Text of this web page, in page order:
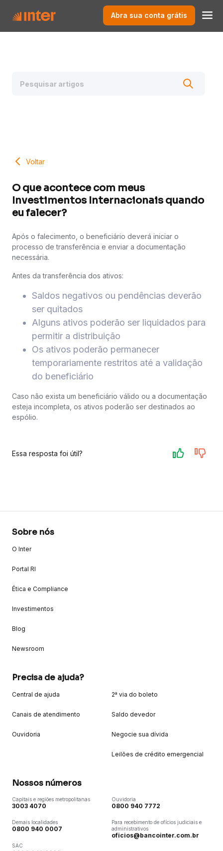
Abra sua conta grátis
Voltar
O que acontece com meus
Investimentos Internacionais quando
eu falecer?
Após o falecimento, o beneficiário deverá iniciar o
processo de transferência e enviar a documentação
necessária.
Antes da transferência dos ativos:
Saldos negativos ou pendências deverão
ser quitados
Alguns ativos poderão ser liquidados para
permitir a distribuição
Os ativos poderão permanecer
temporariamente restritos até a validação
do beneficiário
Caso não exista um beneficiário válido ou a documentação
esteja incompleta, os ativos poderão ser destinados ao
espólio.
Essa resposta foi útil?
Sobre nós
O Inter
Portal RI
Ética e Compliance
Investimentos
Blog
Newsroom
Precisa de ajuda?
Central de ajuda
Canais de atendimento
Ouvidoria
2ª via do boleto
Saldo devedor
Negocie sua dívida
Leilões de crédito emergencial
Nossos números
Capitais e regiões metropolitanas
3003 4070
Demais localidades
0800 940 0007
SAC
Ouvidoria
0800 940 7772
Para recebimento de ofícios judiciais e
administrativos
oficios@bancointer.com.br